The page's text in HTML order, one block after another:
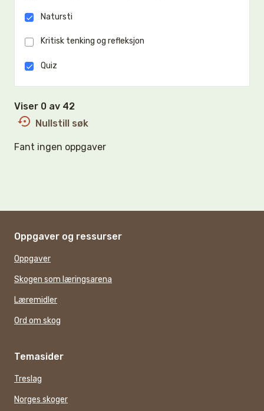
Natursti
Kritisk tenking og refleksjon
Quiz
Viser 0 av 42
Nullstill søk
Fant ingen oppgaver
Oppgaver og ressurser
Oppgaver
Skogen som læringsarena
Læremidler
Ord om skog
Temasider
Treslag
Norges skoger